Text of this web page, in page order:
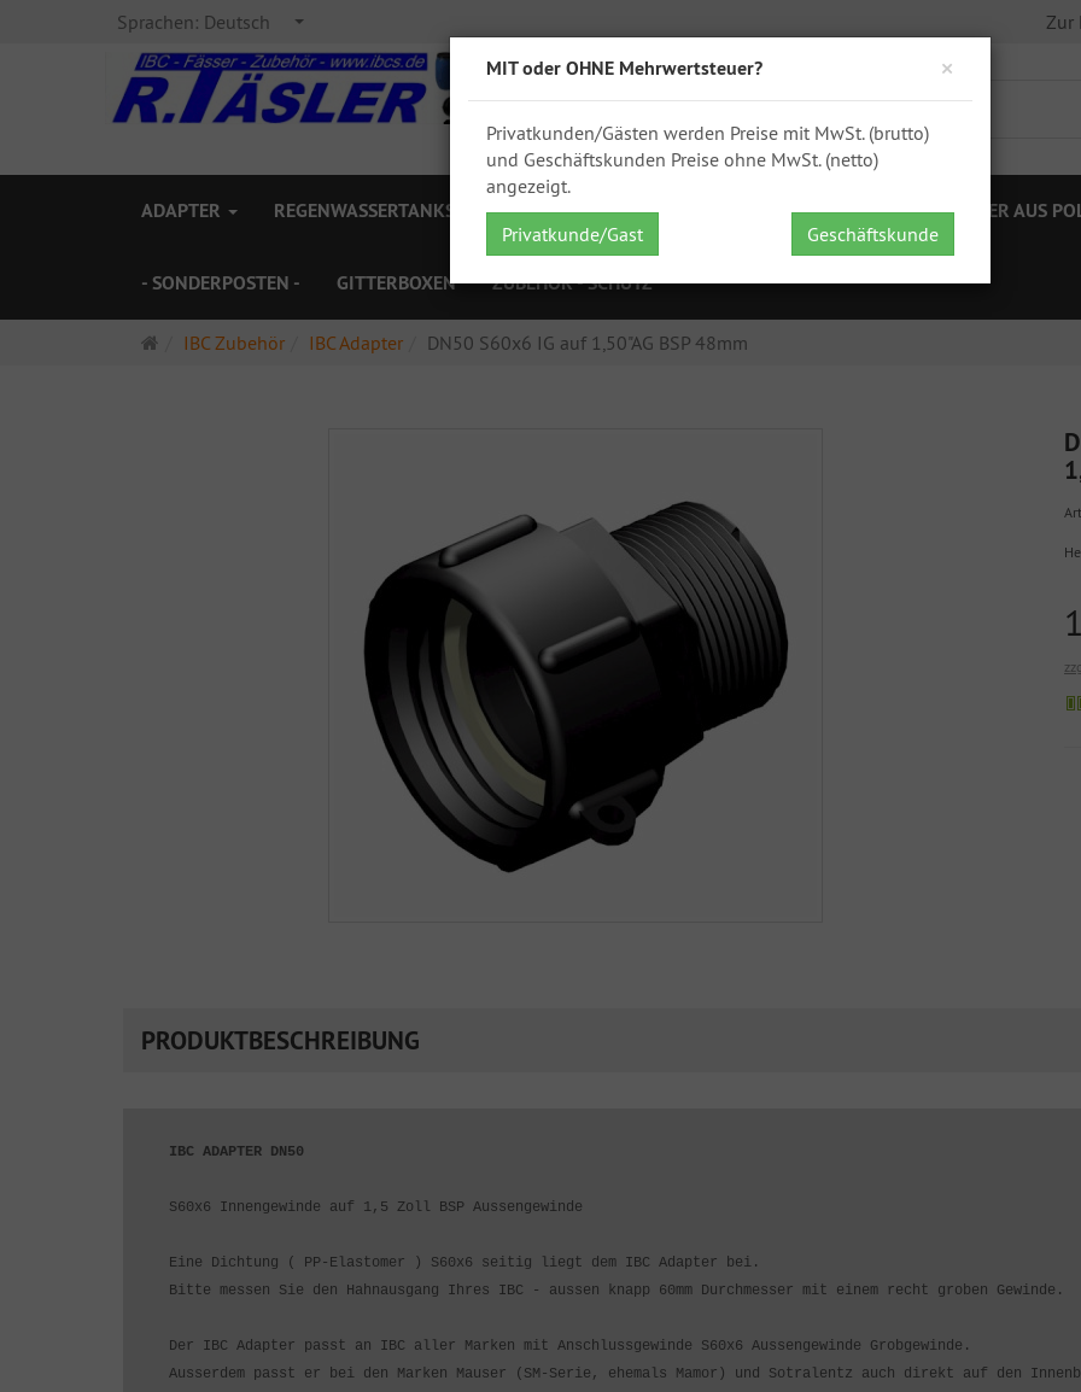
×
MIT oder OHNE Mehrwertsteuer?
Privatkunden/Gästen werden Preise mit MwSt. (brutto)
und Geschäftskunden Preise ohne MwSt. (netto)
angezeigt.
Privatkunde/Gast
Geschäftskunde
Sprachen: Deutsch Zur
ADAPTER REGENWASSERTANKS ZAPFSTELLEN IBC ZUBEHÖR FÄSSER KANISTER AUS
- SONDERPOSTEN - GITTERBOXEN ZUBEHÖR - SCHÜTZ
Startseite
IBC Zubehör IBC Adapter DN50 S60x6 IG auf 1,50"AG BSP 48mm
PRODUKTBESCHREIBUNG
IBC ADAPTER DN50
S60x6 Innengewinde auf 1,5 Zoll BSP Aussengewinde
Eine Dichtung ( PP-Elastomer ) S60x6 seitig liegt dem IBC Adapter bei.
Bitte messen Sie den Hahnausgang Ihres IBC - aussen knapp 60mm Durchmesser mit einem recht groben Gewinde.
Der IBC Adapter passt an IBC aller Marken mit Anschlussgewinde S60x6 Aussengewinde Grobgewinde.
Ausserdem passt er bei den Marken Mauser (SM-Serie, ehemals Mamor) und Sotralentz auch direkt auf den